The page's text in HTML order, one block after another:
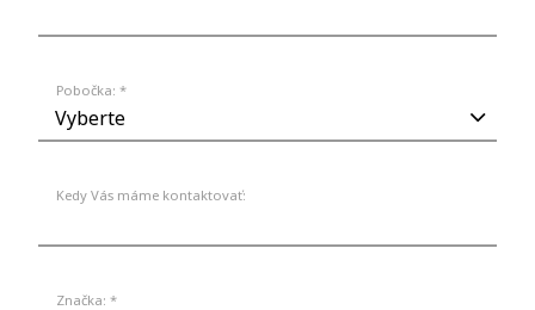
Pobočka: *
Kedy Vás máme kontaktovať:
Značka: *